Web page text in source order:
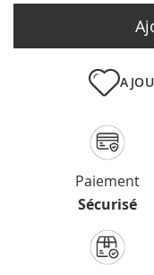
Paiement
Sécurisé